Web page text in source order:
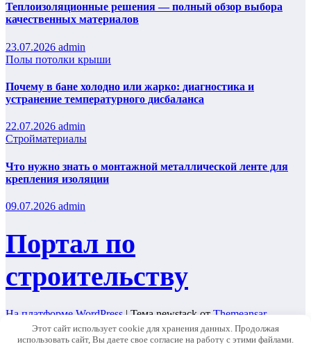
Теплоизоляционные решения — полный обзор выбора
качественных материалов
23.07.2026 admin
Полы потолки крыши
Почему в бане холодно или жарко: диагностика и
устранение температурного дисбаланса
22.07.2026 admin
Стройматериалы
Что нужно знать о монтажной металлической ленте для
крепления изоляции
09.07.2026 admin
Портал по
строительству
На платформе WordPress|Тема newstack отThemeansar.
Home
Этот сайт использует cookie для хранения данных. Продолжая
использовать сайт, Вы даете свое согласие на работу с этими файлами.